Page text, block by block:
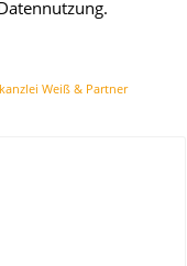
Weiß & Partner